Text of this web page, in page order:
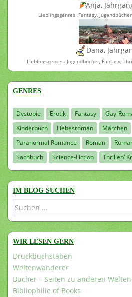
Anja,
Lieblingsgenres: Fantasy,
Dana,
Lieblingsgenres: Jugendbücher, Fantasy,
GENRES
Dystopie Erotik Fantasy Gay-
Kinderbuch
Liebesroman Märchen
Paranormal Romance
Roman
Sachbuch
Science-Fiction Thriller/
IM BLOG SUCHEN
Suchen
WIR LESEN GERN
Druckbuchstaben
Weltenwanderer
Bücher – Seiten zu anderen Welten
Bibliophilie of Books